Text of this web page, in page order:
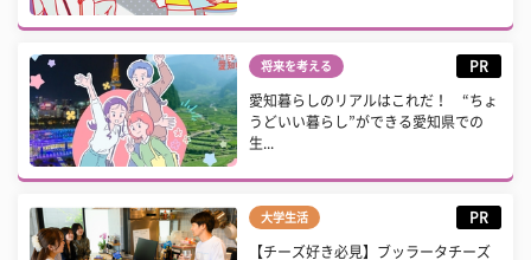
将来を考える PR
愛知暮らしのリアルはこれだ！ “ちょ
うどいい暮らし”ができる愛知県での
生...
大学生活 PR
【チーズ好き必見】ブッラータチーズ